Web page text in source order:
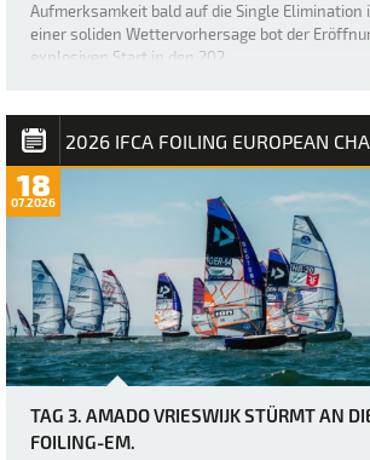
Aufmerksamkeit bald auf die Single Elimination
einer soliden Wettervorhersage bot der
explosiven Start in den 202…
2026 IFCA FOILING EUROPEAN
18
07.2026
TAG 3. AMADO VRIESWIJK STÜRMT AN
FOILING-EM.